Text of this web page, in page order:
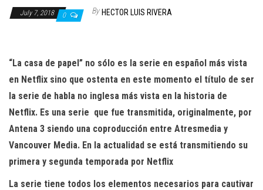
July 7, 2018 0 By HECTOR LUIS RIVERA
“La casa de papel” no sólo es la serie en español más vista
en Netflix sino que ostenta en este momento el título de ser
la serie de habla no inglesa más vista en la historia de
Netflix. Es una serie que fue transmitida, originalmente, por
Antena 3 siendo una coproducción entre Atresmedia y
Vancouver Media. En la actualidad se está transmitiendo su
primera y segunda temporada por Netflix
La serie tiene todos los elementos necesarios para cautivar